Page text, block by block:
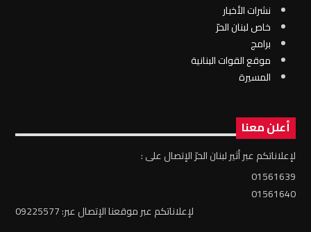
نشرات الأخبار
خاص لبنان الحرّ
برامج
موقع القوات البنانية
المسيرة
أعلن معنا
لإعلاناتكم عبر أثير لبنان الحرّ الإتصال على :
01561639
01561640
لإعلاناتكم عبر موقعنا الإتصال عبر: 09225577